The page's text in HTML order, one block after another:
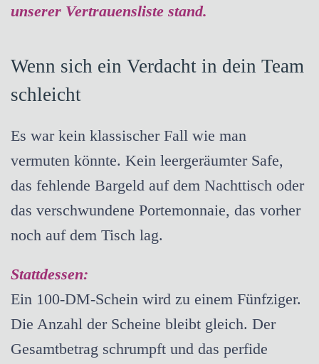
unserer Vertrauensliste stand.
Wenn sich ein Verdacht in dein Team
schleicht
Es war kein klassischer Fall wie man
vermuten könnte. Kein leergeräumter Safe,
das fehlende Bargeld auf dem Nachttisch oder
das verschwundene Portemonnaie, das vorher
noch auf dem Tisch lag.
Stattdessen:
Ein 100-DM-Schein wird zu einem Fünfziger.
Die Anzahl der Scheine bleibt gleich. Der
Gesamtbetrag schrumpft und das perfide